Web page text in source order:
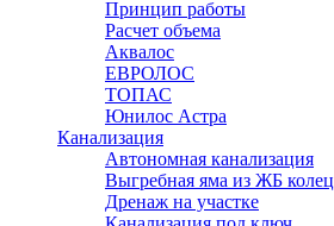
Принцип работы
Расчет объема
Аквалос
ЕВРОЛОС
ТОПАС
Юнилос Астра
Канализация
Автономная канализация
Выгребная яма из ЖБ колец
Дренаж на участке